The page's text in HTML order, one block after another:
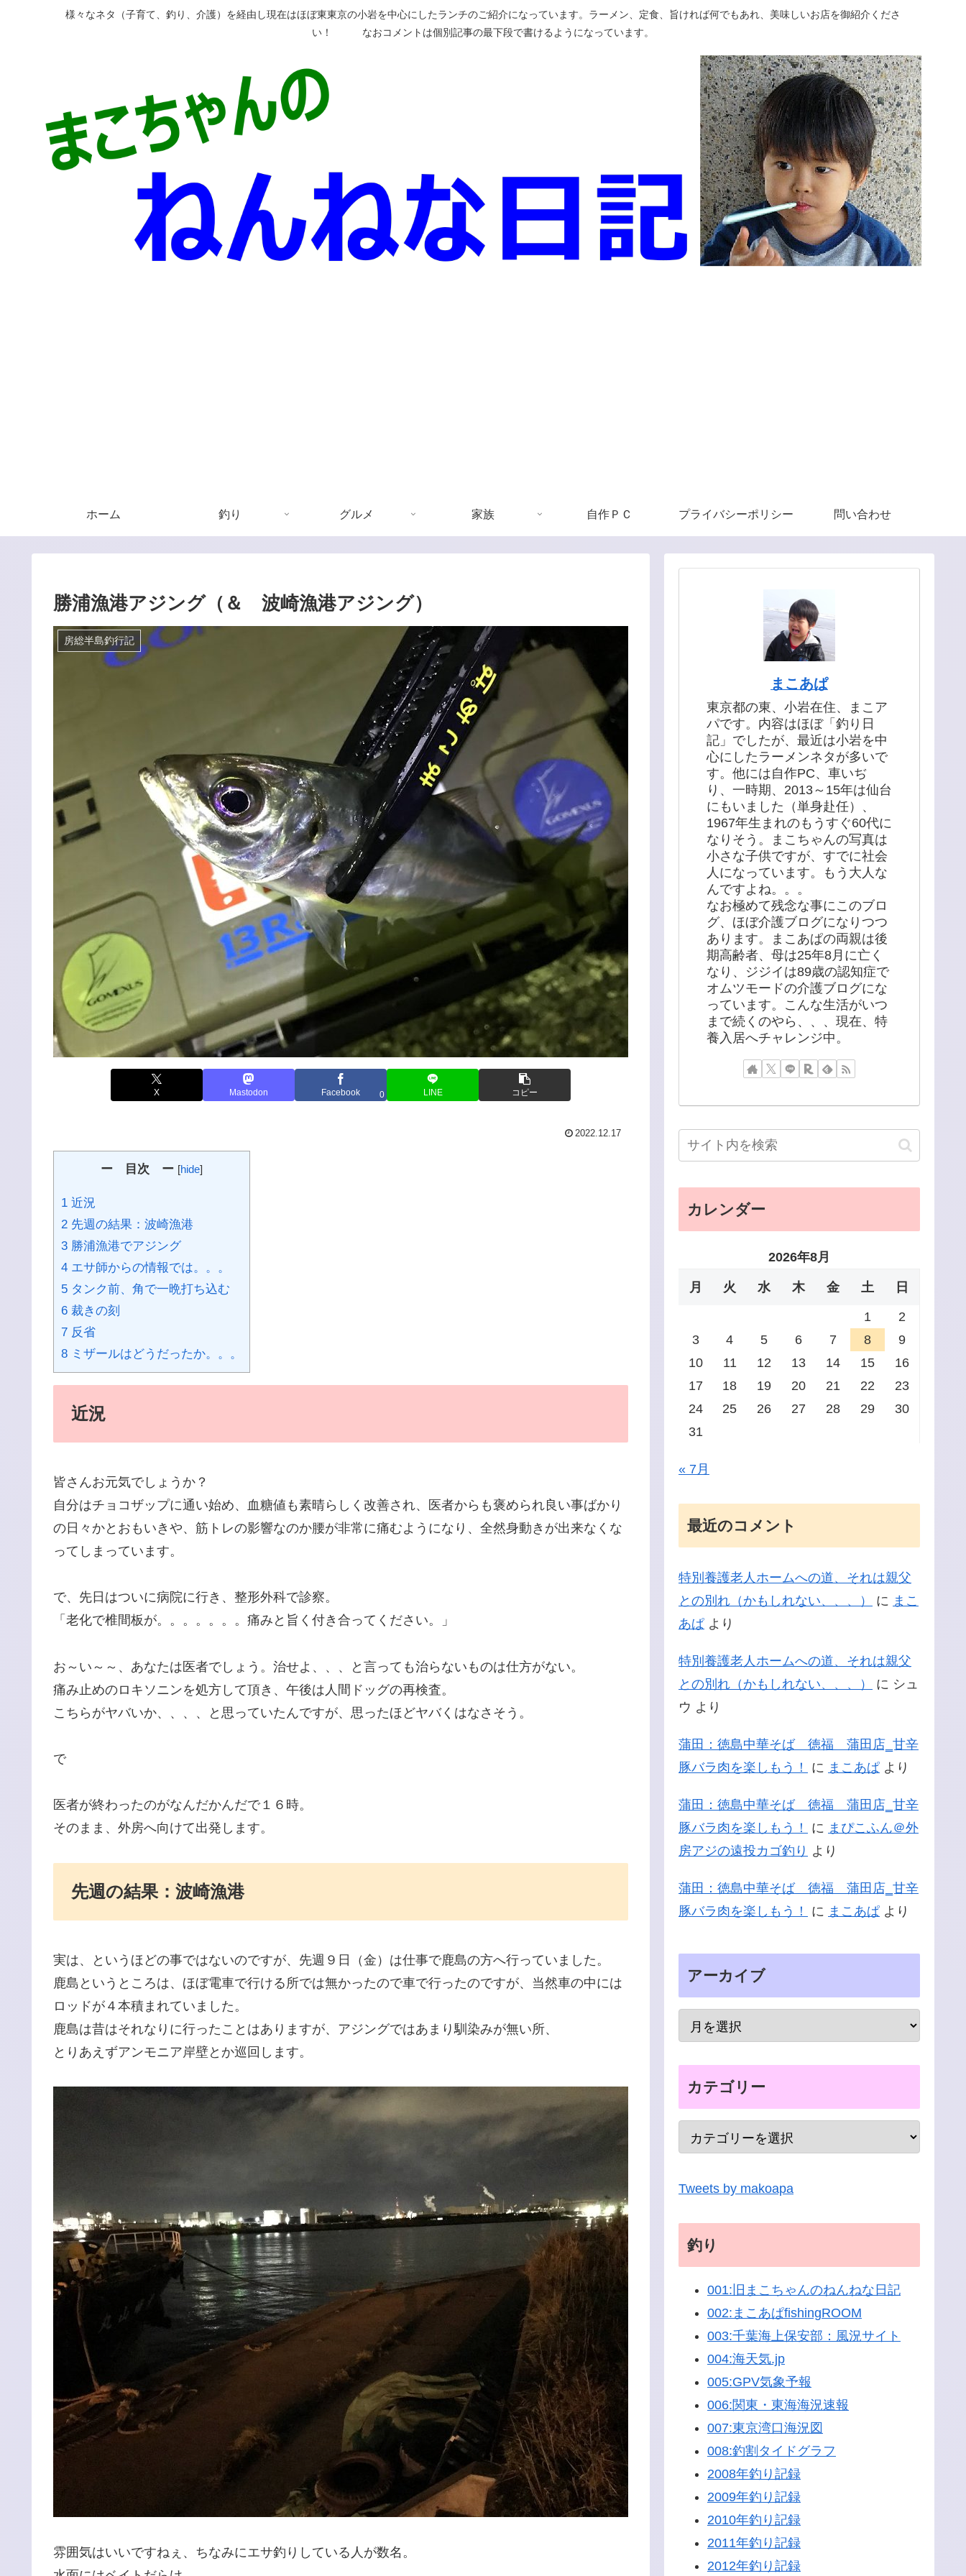
様々なネタ（子育て、釣り、介護）を経由し現在はほぼ東東京の小岩を中心にしたランチのご紹介になっています。ラーメン、定食、旨ければ何でもあれ、美味しいお店を御紹介くださ
い！ なおコメントは個別記事の最下段で書けるようになっています。
ホーム 釣り グルメ 家族 自作ＰＣ プライバシーポリシー 問い合わせ
勝浦漁港アジング（＆ 波崎漁港アジング）
房総半島釣行記
X Mastodon Facebook 0 LINE コピー
2022.12.17
ー 目次 ー [hide]
1 近況
2 先週の結果：波崎漁港
3 勝浦漁港でアジング
4 エサ師からの情報では。。。
5 タンク前、角で一晩打ち込む
6 裁きの刻
7 反省
8 ミザールはどうだったか。。。
近況
皆さんお元気でしょうか？
自分はチョコザップに通い始め、血糖値も素晴らしく改善され、医者からも褒められ良い事ばかり
の日々かとおもいきや、筋トレの影響なのか腰が非常に痛むようになり、全然身動きが出来なくな
ってしまっています。
で、先日はついに病院に行き、整形外科で診察。
「老化で椎間板が。。。。。。。痛みと旨く付き合ってください。」
お～い～～、あなたは医者でしょう。治せよ、、、と言っても治らないものは仕方がない。
痛み止めのロキソニンを処方して頂き、午後は人間ドッグの再検査。
こちらがヤバいか、、、、と思っていたんですが、思ったほどヤバくはなさそう。
で
医者が終わったのがなんだかんだで１６時。
そのまま、外房へ向けて出発します。
先週の結果：波崎漁港
実は、というほどの事ではないのですが、先週９日（金）は仕事で鹿島の方へ行っていました。
鹿島というところは、ほぼ電車で行ける所では無かったので車で行ったのですが、当然車の中には
ロッドが４本積まれていました。
鹿島は昔はそれなりに行ったことはありますが、アジングではあまり馴染みが無い所、
とりあえずアンモニア岸壁とか巡回します。
雰囲気はいいですねぇ、ちなみにエサ釣りしている人が数名。
まこあぱ
東京都の東、小岩在住、まこア
パです。内容はほぼ「釣り日
記」でしたが、最近は小岩を中
心にしたラーメンネタが多いで
す。他には自作PC、車いぢ
り、一時期、2013～15年は仙台
にもいました（単身赴任）、
1967年生まれのもうすぐ60代に
なりそう。まこちゃんの写真は
小さな子供ですが、すでに社会
人になっています。もう大人な
んですよね。。。
なお極めて残念な事にこのブロ
グ、ほぼ介護ブログになりつつ
あります。まこあぱの両親は後
期高齢者、母は25年8月に亡く
なり、ジジイは89歳の認知症で
オムツモードの介護ブログにな
っています。こんな生活がいつ
まで続くのやら、、、現在、特
養入居へチャレンジ中。
カレンダー
2026年8月
月 火 水 木 金 土 日
1
2
3
4 5 6 7 8
9
10
11 12 13 14 15
16
17
18 19 20 21 22
23
24
25 26 27 28 29
30
31
« 7月
最近のコメント
特別養護老人ホームへの道、それは親父
との別れ（かもしれない、、、）
に まこ
あぱ より
特別養護老人ホームへの道、それは親父
との別れ（かもしれない、、、）
に シュ
ウ より
蒲田：徳島中華そば 徳福 蒲田店‗甘辛
豚バラ肉を楽しもう！
に まこあぱ より
蒲田：徳島中華そば 徳福 蒲田店‗甘辛
豚バラ肉を楽しもう！
に まぴこふん＠外
房アジの遠投カゴ釣り より
蒲田：徳島中華そば 徳福 蒲田店‗甘辛
豚バラ肉を楽しもう！
に まこあぱ より
アーカイブ
カテゴリー
Tweets by makoapa
釣り
001:旧まこちゃんのねんねな日記
002:まこあぱfishingROOM
003:千葉海上保安部：風況サイト
004:海天気.jp
005:GPV気象予報
006:関東・東海海況速報
007:東京湾口海況図
008:釣割タイドグラフ
2008年釣り記録
2009年釣り記録
2010年釣り記録
2011年釣り記録
2012年釣り記録